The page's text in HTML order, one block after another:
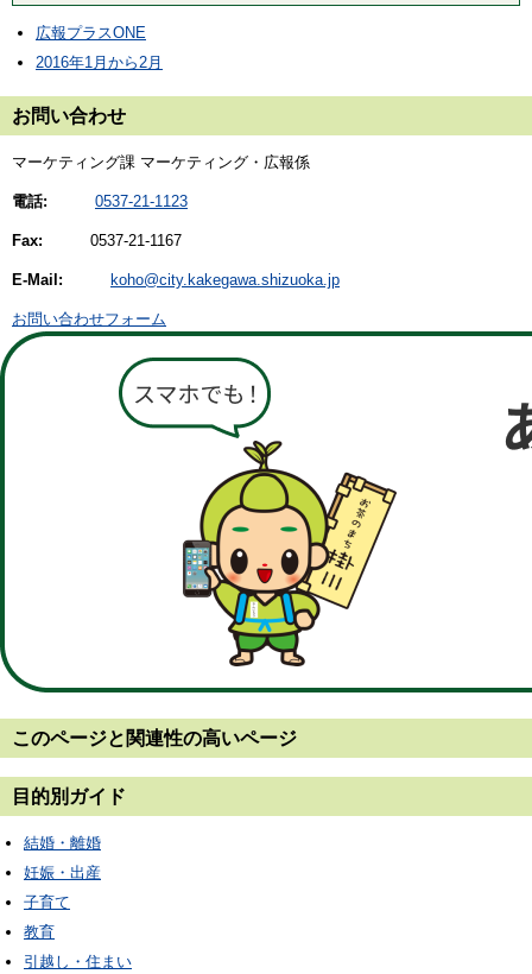
広報プラスONE
2016年1月から2月
お問い合わせ
マーケティング課 マーケティング・広報係
電話: 0537-21-1123
Fax: 0537-21-1167
E-Mail: koho@city.kakegawa.shizuoka.jp
お問い合わせフォーム
このページと 関連性の高いページ
目的別ガイド
結婚・離婚
妊娠・出産
子育て
教育
引越し・住まい